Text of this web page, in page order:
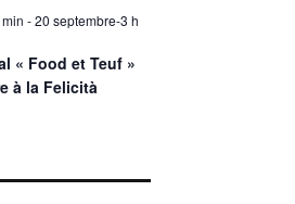
-20 septembre-3 h
« Food et Teuf »
à la Felicità